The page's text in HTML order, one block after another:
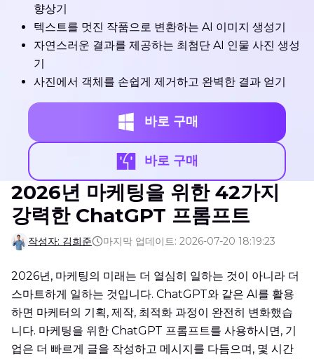
향상기
텍스트를 멋진 작품으로 변환하는 AI 이미지 생성기
자연스러운 결과를 제공하는 최첨단 AI 인물 사진 생성
기
사진에서 객체를 손쉽게 제거하고 완벽한 결과 얻기
바로 구매
바로 구매
2026년 마케팅을 위한 42가지
강력한 ChatGPT 프롬프트
작성자: 김희준 마지막 업데이트: 2026-07-20 18:19:23
2026년, 마케팅의 미래는 더 열심히 일하는 것이 아니라 더
스마트하게 일하는 것입니다. ChatGPT와 같은 AI를 활용
하면 마케터의 기획, 제작, 최적화 과정이 완전히 변화했습
니다. 마케팅을 위한 ChatGPT 프롬프트를 사용하시면, 기
업은 더 빠르게 글을 작성하고 메시지를 다듬으며, 몇 시간